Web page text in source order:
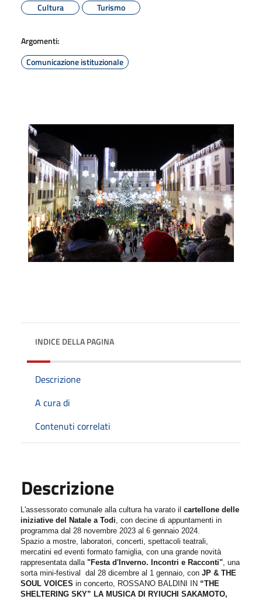
Cultura
Turismo
Argomenti:
Comunicazione istituzionale
INDICE DELLA PAGINA
Descrizione
A cura di
Contenuti correlati
Descrizione
L'assessorato comunale alla cultura ha varato il cartellone delle
iniziative del Natale a Todi , con decine di appuntamenti in
programma dal 28 novembre 2023 al 6 gennaio 2024.
Spazio a mostre, laboratori, concerti, spettacoli teatrali,
mercatini ed eventi formato famiglia, con una grande novità
rappresentata dalla "Festa d'Inverno. Incontri e Racconti", una
sorta mini-festival dal 28 dicembre al 1 gennaio, con JP & THE
SOUL VOICES in concerto, ROSSANO BALDINI IN “THE
SHELTERING SKY” LA MUSICA DI RYIUCHI SAKAMOTO,